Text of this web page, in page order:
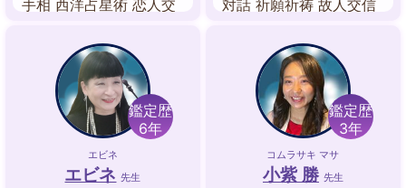
手相 西洋占星術 恋人交
ルノルマンカード
対話 祈願祈祷 故人交信
鑑定歴
6年
エビネ
エビネ 先生
鑑定歴
3年
コムラサキ マサ
小紫 勝 先生